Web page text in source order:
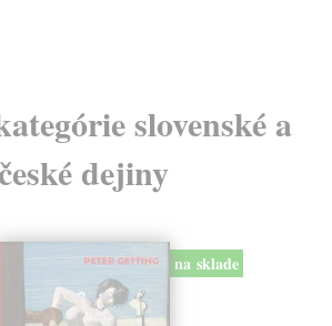
slovenské a
české dejiny
na sklade